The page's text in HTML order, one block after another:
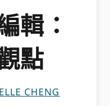
輯：
點
CHENG